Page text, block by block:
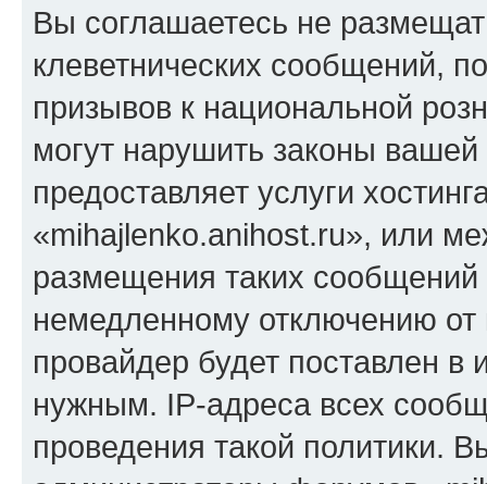
Вы соглашаетесь не
клеветнических сообщений,
призывов к национальной
могут нарушить законы
предоставляет услуги
«mihajlenko.anihost.ru», или
размещения таких
немедленному отключению
провайдер будет поставлен в
нужным. IP-адреса всех
проведения такой политики.